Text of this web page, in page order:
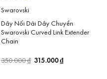
Swarovski
Dây Nối Dài Dây Chuyền
Swarovski Curved Link Extender
Chain
350.000₫ Giá
315.000₫